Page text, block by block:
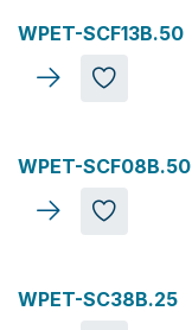
WPET-SCF13B.50
WPET-SCF08B.50
WPET-SC38B.25